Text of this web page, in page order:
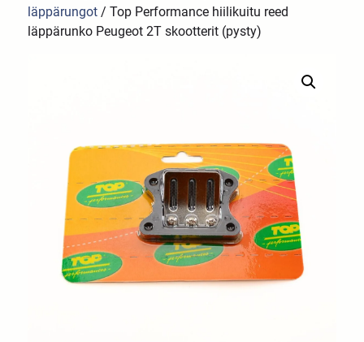
läppärungot / Top Performance hiilikuitu reed
läppärunko Peugeot 2T skootterit (pysty)